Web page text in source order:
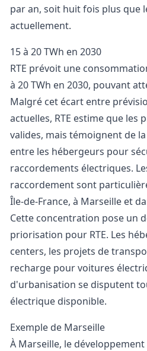
par an, soit huit fois plus que
actuellement.
15 à 20 TWh en 2030
RTE prévoit une
à 20 TWh en 2030, pouvant
Malgré cet écart entre
actuelles, RTE estime que les
valides, mais témoignent de
entre les hébergeurs pour
raccordements électriques.
raccordement sont
Île-de-France, à Marseille et
Cette concentration pose un
priorisation pour RTE. Les
centers, les projets de
recharge pourvoitures
d'urbanisation se disputent
électrique disponible.
Exemple de Marseille
À Marseille, le